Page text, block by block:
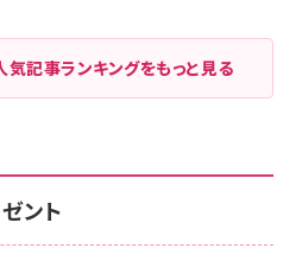
気記事ランキングをもっと見る
ント